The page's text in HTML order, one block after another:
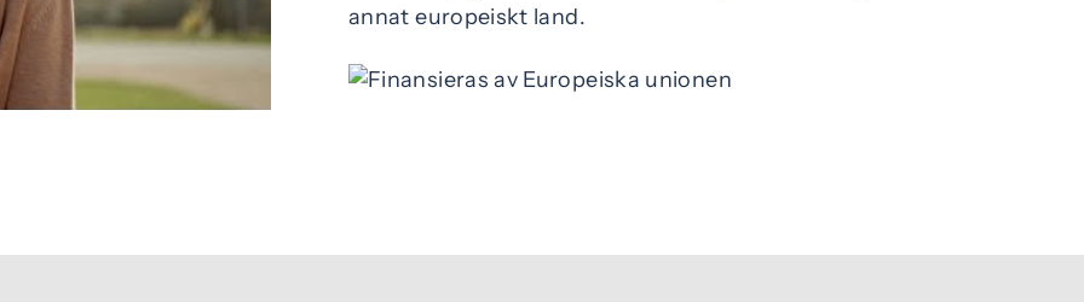
annat europeiskt land.